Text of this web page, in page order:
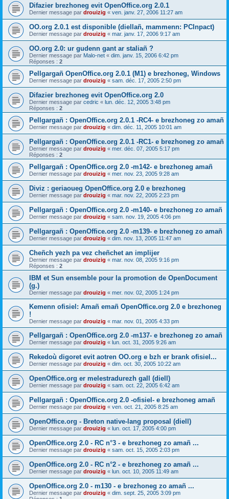
Difazier brezhoneg evit OpenOffice.org 2.0.1
Dernier message par drouizig « ven. janv. 27, 2006 11:27 am
OO.org 2.0.1 est disponible (diellañ, mammenn: PCInpact)
Dernier message par drouizig « mar. janv. 17, 2006 9:17 am
OO.org 2.0: ur gudenn gant ar staliañ ?
Dernier message par Malo-net « dim. janv. 15, 2006 6:42 pm
Réponses : 2
Pellgargañ OpenOffice.org 2.0.1 (M1) e brezhoneg, Windows
Dernier message par drouizig « sam. déc. 17, 2005 2:50 pm
Difazier brezhoneg evit OpenOffice.org 2.0
Dernier message par cedric « lun. déc. 12, 2005 3:48 pm
Réponses : 2
Pellgargañ : OpenOffice.org 2.0.1 -RC4- e brezhoneg zo amañ
Dernier message par drouizig « dim. déc. 11, 2005 10:01 am
Pellgargañ : OpenOffice.org 2.0.1 -RC1- e brezhoneg zo amañ
Dernier message par drouizig « mer. déc. 07, 2005 5:17 pm
Réponses : 2
Pellgargañ : OpenOffice.org 2.0 -m142- e brezhoneg amañ
Dernier message par drouizig « mer. nov. 23, 2005 9:28 am
Diviz : geriaoueg OpenOffice.org 2.0 e brezhoneg
Dernier message par drouizig « mar. nov. 22, 2005 2:23 pm
Pellgargañ : OpenOffice.org 2.0 -m140- e brezhoneg zo amañ
Dernier message par drouizig « sam. nov. 19, 2005 4:06 pm
Pellgargañ : OpenOffice.org 2.0 -m139- e brezhoneg zo amañ
Dernier message par drouizig « dim. nov. 13, 2005 11:47 am
Cheñch yezh pa vez cheñchet an implijer
Dernier message par drouizig « mar. nov. 08, 2005 9:16 pm
Réponses : 2
IBM et Sun ensemble pour la promotion de OpenDocument
(g.)
Dernier message par drouizig « mer. nov. 02, 2005 1:24 pm
Kemenn ofisiel: Amañ emañ OpenOffice.org 2.0 e brezhoneg
!
Dernier message par drouizig « mar. nov. 01, 2005 4:33 pm
Pellgargañ : OpenOffice.org 2.0 -m137- e brezhoneg zo amañ
Dernier message par drouizig « lun. oct. 31, 2005 9:26 am
Rekedoù digoret evit aotren OO.org e bzh er brank ofisiel...
Dernier message par drouizig « dim. oct. 30, 2005 10:22 am
OpenOffice.org er melestradurezh gall (diell)
Dernier message par drouizig « sam. oct. 22, 2005 6:42 am
Pellgargañ : OpenOffice.org 2.0 -ofisiel- e brezhoneg amañ
Dernier message par drouizig « ven. oct. 21, 2005 8:25 am
OpenOffice.org - Breton native-lang proposal (diell)
Dernier message par drouizig « lun. oct. 17, 2005 4:00 pm
OpenOffice.org 2.0 - RC n°3 - e brezhoneg zo amañ ...
Dernier message par drouizig « sam. oct. 15, 2005 2:03 pm
OpenOffice.org 2.0 - RC n°2 - e brezhoneg zo amañ ...
Dernier message par drouizig « lun. oct. 10, 2005 11:49 am
OpenOffice.org 2.0 - m130 - e brezhoneg zo amañ ...
Dernier message par drouizig « dim. sept. 25, 2005 3:09 pm